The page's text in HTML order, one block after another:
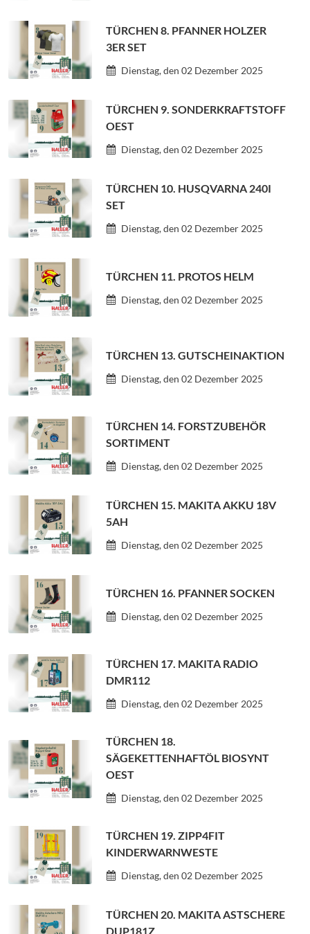
TÜRCHEN 8. PFANNER HOLZER
3ER SET
Dienstag, den 02 Dezember 2025
TÜRCHEN 9. SONDERKRAFTSTOFF
OEST
Dienstag, den 02 Dezember 2025
TÜRCHEN 10. HUSQVARNA 240I
SET
Dienstag, den 02 Dezember 2025
TÜRCHEN 11. PROTOS HELM
Dienstag, den 02 Dezember 2025
TÜRCHEN 13. GUTSCHEINAKTION
Dienstag, den 02 Dezember 2025
TÜRCHEN 14. FORSTZUBEHÖR
SORTIMENT
Dienstag, den 02 Dezember 2025
TÜRCHEN 15. MAKITA AKKU 18V
5AH
Dienstag, den 02 Dezember 2025
TÜRCHEN 16. PFANNER SOCKEN
Dienstag, den 02 Dezember 2025
TÜRCHEN 17. MAKITA RADIO
DMR112
Dienstag, den 02 Dezember 2025
TÜRCHEN 18.
SÄGEKETTENHAFTÖL BIOSYNT
OEST
Dienstag, den 02 Dezember 2025
TÜRCHEN 19. ZIPP4FIT
KINDERWARNWESTE
Dienstag, den 02 Dezember 2025
TÜRCHEN 20. MAKITA ASTSCHERE
DUP181Z